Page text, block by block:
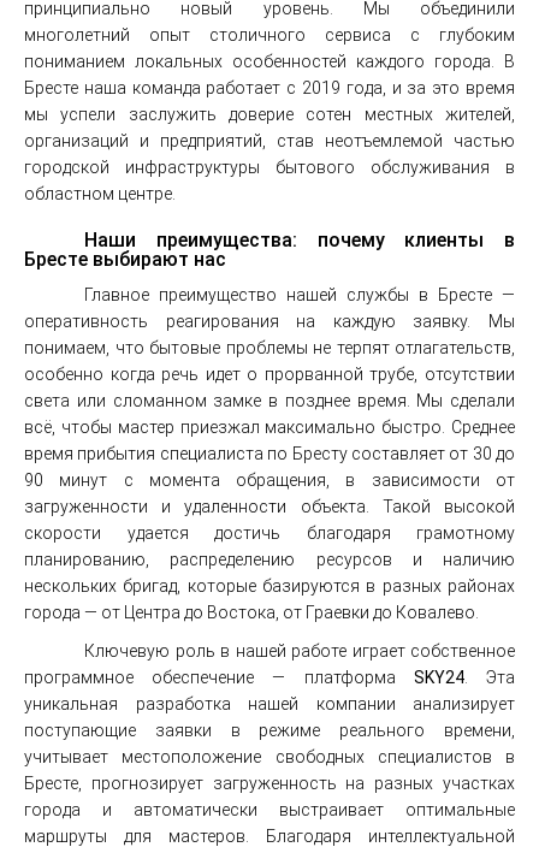
принципиально новый уровень. Мы объединили
многолетний опыт столичного сервиса с глубоким
пониманием локальных особенностей каждого города. В
Бресте наша команда работает с 2019 года, и за это время
мы успели заслужить доверие сотен местных жителей,
организаций и предприятий, став неотъемлемой частью
городской инфраструктуры бытового обслуживания в
областном центре.
Наши преимущества: почему клиенты в
Бресте выбирают нас
Главное преимущество нашей службы в Бресте —
оперативность реагирования на каждую заявку. Мы
понимаем, что бытовые проблемы не терпят отлагательств,
особенно когда речь идет о прорванной трубе, отсутствии
света или сломанном замке в позднее время. Мы сделали
всё, чтобы мастер приезжал максимально быстро. Среднее
время прибытия специалиста по Бресту составляет от 30 до
90 минут с момента обращения, в зависимости от
загруженности и удаленности объекта. Такой высокой
скорости удается достичь благодаря грамотному
планированию, распределению ресурсов и наличию
нескольких бригад, которые базируются в разных районах
города — от Центра до Востокa, от Граевки до Ковалево.
Ключевую роль в нашей работе играет собственное
программное обеспечение — платформа SKY24. Эта
уникальная разработка нашей компании анализирует
поступающие заявки в режиме реального времени,
учитывает местоположение свободных специалистов в
Бресте, прогнозирует загруженность на разных участках
города и автоматически выстраивает оптимальные
маршруты для мастеров. Благодаря интеллектуальной